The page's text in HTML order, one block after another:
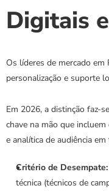
Digitais
Os líderes de mercado em
personalização e suporte
Em 2026, a distinção faz-
chave na mão que
e analítica de audiência
Critério de Desempate:
técnica (técnicos de